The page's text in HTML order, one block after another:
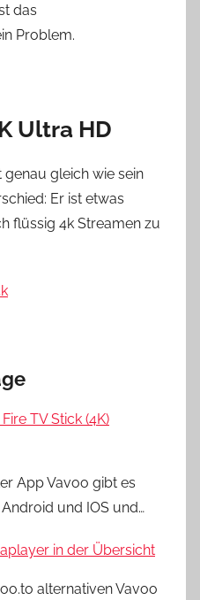
das
Problem.
Ultra HD
genau gleich wie sein
Er ist etwas
flüssig 4k Streamen zu
TV Stick (4K)
App Vavoo gibt es
und IOS und…
in der Übersicht
alternativen Vavoo